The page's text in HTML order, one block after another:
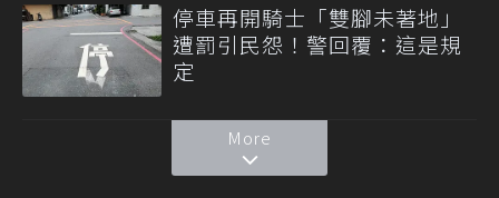
停車再開騎士「雙腳未著地」
遭罰引民怨！警回覆：這是規
定
More